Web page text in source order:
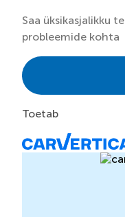
Saa üksikasjalikku
probleemide kohta
Toetab